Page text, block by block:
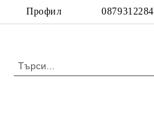
Профил 0879312284